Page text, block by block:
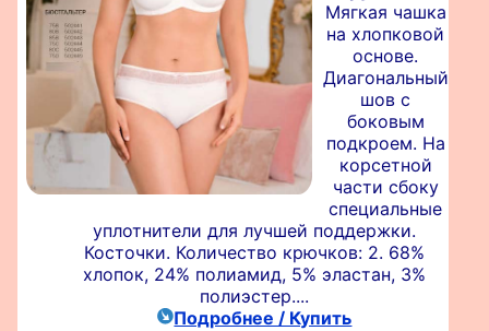
Мягкая чашка
на хлопковой
основе.
Диагональный
шов с
боковым
подкроем. На
корсетной
части сбоку
специальные
уплотнители для лучшей поддержки.
Косточки. Количество крючков: 2. 68%
хлопок, 24% полиамид, 5% эластан, 3%
полиэстер....
Подробнее / Купить